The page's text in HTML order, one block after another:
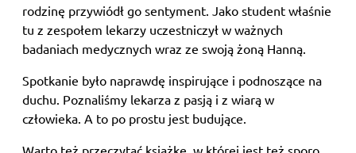
rodzinę przywiódł go sentyment. Jako student właśnie
tu z zespołem lekarzy uczestniczył w ważnych
badaniach medycznych wraz ze swoją żoną Hanną.
Spotkanie było naprawdę inspirujące i podnoszące na
duchu. Poznaliśmy lekarza z pasją i z wiarą w
człowieka. A to po prostu jest budujące.
Warto też przeczytać książkę, w której jest też sporo